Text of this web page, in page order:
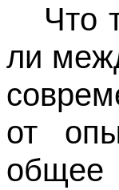
Что
ли
от
общее